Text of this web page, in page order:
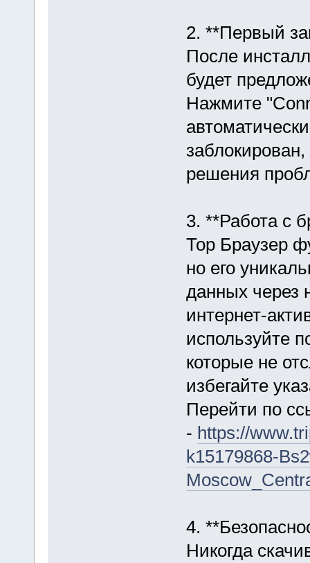
2. **Первый
После
будет
Нажмите
решения
3. **Работа с
Тор Браузер
но его
данных через
интернет-
используйте
которые не
избегайте
Перейти по
- https://
k15179868-
4.
Никогда